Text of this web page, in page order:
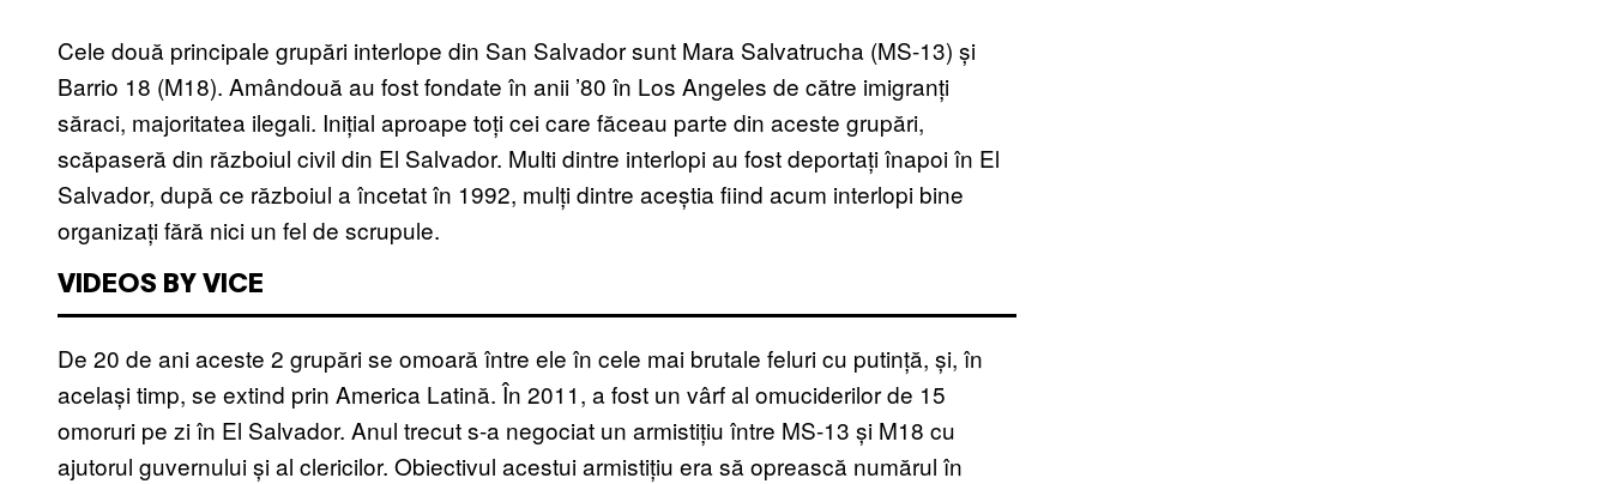
Cele două principale grupări interlope din San Salvador sunt Mara Salvatrucha (MS-13) și
Barrio 18 (M18). Amândouă au fost fondate în anii ’80 în Los Angeles de către imigranți
săraci, majoritatea ilegali. Inițial aproape toți cei care făceau parte din aceste grupări,
scăpaseră din războiul civil din El Salvador. Multi dintre interlopi au fost deportați înapoi în El
Salvador, după ce războiul a încetat în 1992, mulți dintre aceștia fiind acum interlopi bine
organizați fără nici un fel de scrupule.
VIDEOS BY VICE
De 20 de ani aceste 2 grupări se omoară între ele în cele mai brutale feluri cu putință, și, în
același timp, se extind prin America Latină. În 2011, a fost un vârf al omuciderilor de 15
omoruri pe zi în El Salvador. Anul trecut s-a negociat un armistițiu între MS-13 și M18 cu
ajutorul guvernului și al clericilor. Obiectivul acestui armistițiu era să oprească numărul în